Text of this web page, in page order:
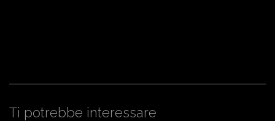
Ti potrebbe interessare